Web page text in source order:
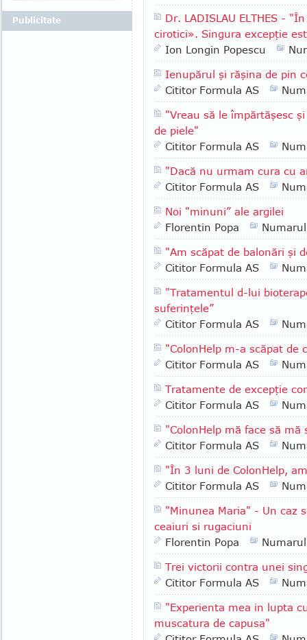
Dr. LADISLAU ELTHES -
cirotici». Singura excepţie
Ion Longin Popescu
Ienupărul şi răşina de pin
Cititor Formula AS
"Vreau să le împărtăşesc
de piele"
Cititor Formula AS
"Dacă nu urmam cura cu
Cititor Formula AS
Noi "minuni” ale argilei
Florentin Popa
"Am scăpat de balonări şi
Cititor Formula AS
"Tratamentul d-lui
suferinţele”
Cititor Formula AS
"ColonHelp m-a scăpat de
Cititor Formula AS
Tratamente de excepţie
Cititor Formula AS
"ColonHelp mă face să
Cititor Formula AS
"În 3 luni de ColonHelp,
Cititor Formula AS
"Minunea Maria" - Un caz
ceaiuri si rugaciuni
Florentin Popa
Trei victorii contra unei
Cititor Formula AS
"Experienta mea in lupta
muscatura de capusa"
Publicitate